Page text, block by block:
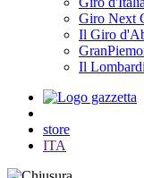
Giro Next
Il Giro
Il
store
ITA